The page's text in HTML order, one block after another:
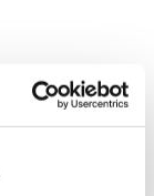
Commerce en